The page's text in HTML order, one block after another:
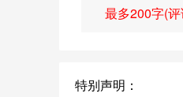
最多200字(
特别声明：